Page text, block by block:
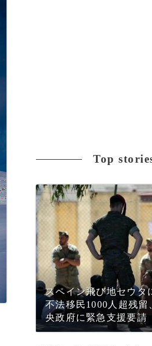
Top
スペイン飛び地セウタ
不法移民1000人超残留
央政府に緊急支援要請